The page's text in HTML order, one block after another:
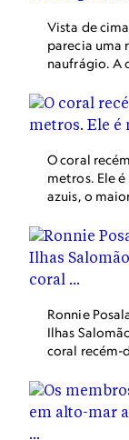
Vista de
parecia uma
naufrágio. A
subaquático
superfície
um coral
O coral
metros. Ele
azuis, o
Ronnie
Ilhas
coral recém-
acaso,
preparar